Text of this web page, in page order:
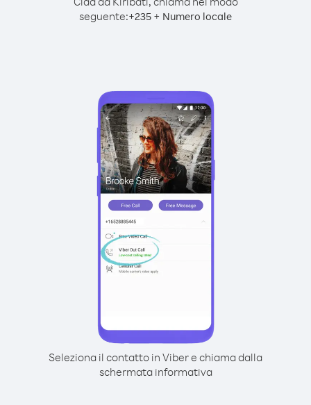
seguente:+235 + Numero locale
Seleziona il contatto in Viber e chiama dalla
schermata informativa